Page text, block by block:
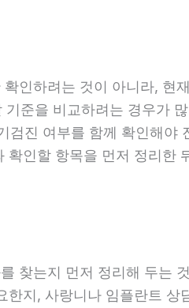
인하려는 것이 아니라,
준을 비교하려는 경우가
진 여부를 함께 확인해
인할 항목을 먼저 정리한
찾는지 먼저 정리해 두는
지, 사랑니나 임플란트